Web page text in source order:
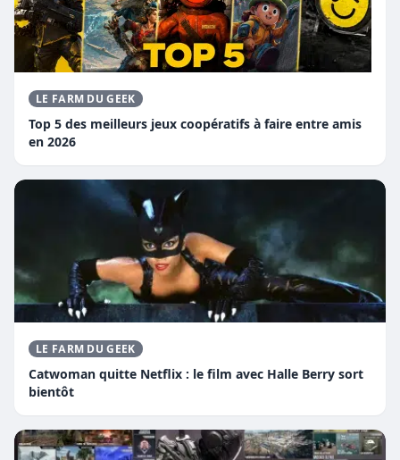
LE FARM DU GEEK
Top 5 des meilleurs jeux coopératifs à faire entre amis
en 2026
LE FARM DU GEEK
Catwoman quitte Netflix : le film avec Halle Berry sort
bientôt